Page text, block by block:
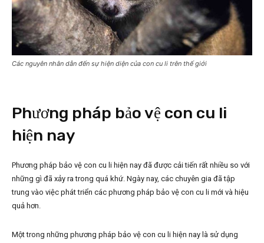
Các nguyên nhân dẫn đến sự hiện diện của con cu li trên thế giới
Phương pháp bảo vệ con cu li
hiện nay
Phương pháp bảo vệ con cu li hiện nay đã được cải tiến rất nhiều so với
những gì đã xảy ra trong quá khứ. Ngày nay, các chuyên gia đã tập
trung vào việc phát triển các phương pháp bảo vệ con cu li mới và hiệu
quả hơn.
Một trong những phương pháp bảo vệ con cu li hiện nay là sử dụng